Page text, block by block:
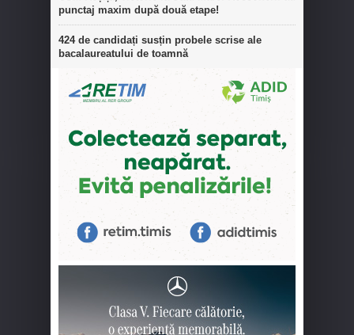
punctaj maxim după două etape!
424 de candidați susțin probele scrise ale
bacalaureatului de toamnă